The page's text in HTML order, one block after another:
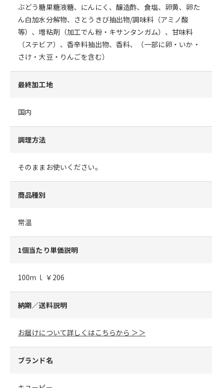
ぶどう糖果糖液糖、にんにく、醸造酢、食塩、卵黄、卵た
ん白加水分解物、さとうきび抽出物/調味料（アミノ酸
等）、増粘剤（加工でん粉・キサンタンガム）、甘味料
（ステビア）、香辛料抽出物、香料、（一部に卵・いか・
さけ・大豆・りんごを含む）
最終加工地
国内
調理方法
そのままお使いください。
商品種別
常温
1個当たり単価説明
100ｍｌ ￥206
納期／送料説明
お届けについて詳しくはこちらから ＞＞
ブランド名